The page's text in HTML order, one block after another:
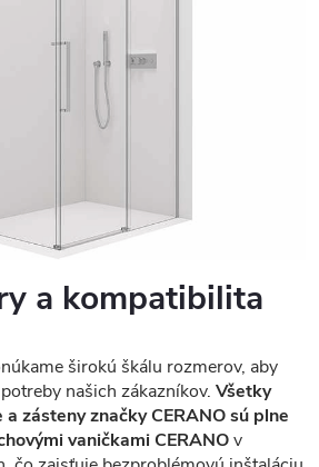
a kompatibilita
širokú škálu rozmerov, aby
našich zákazníkov. Všetky
zásteny značky CERANO sú plne
vaničkami CERANOv